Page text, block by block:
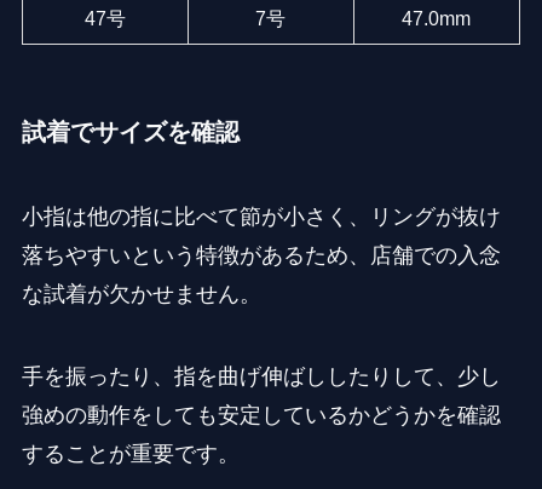
47号 7号 47.0mm
試着でサイズを確認
小指は他の指に比べて節が小さく、リングが抜け
落ちやすいという特徴があるため、店舗での入念
な試着が欠かせません。
手を振ったり、指を曲げ伸ばししたりして、少し
強めの動作をしても安定しているかどうかを確認
することが重要です。